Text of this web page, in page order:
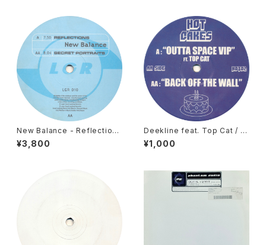
New Balance - Reflections
/ Secret Portraits [Looking
Good / 1997]
¥3,800
Deekline feat. Top Cat / Ni
ck Thayer - Outta Space V
IP / Back Off The Wall [Hot
¥1,000